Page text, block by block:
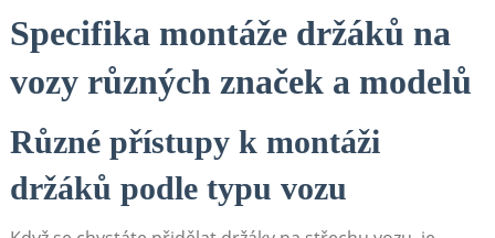
Specifika‍ montáže ‍držáků na
vozy různých značek a modelů
Různé‌ přístupy k ⁢montáži
držáků‍ podle typu ⁢vozu